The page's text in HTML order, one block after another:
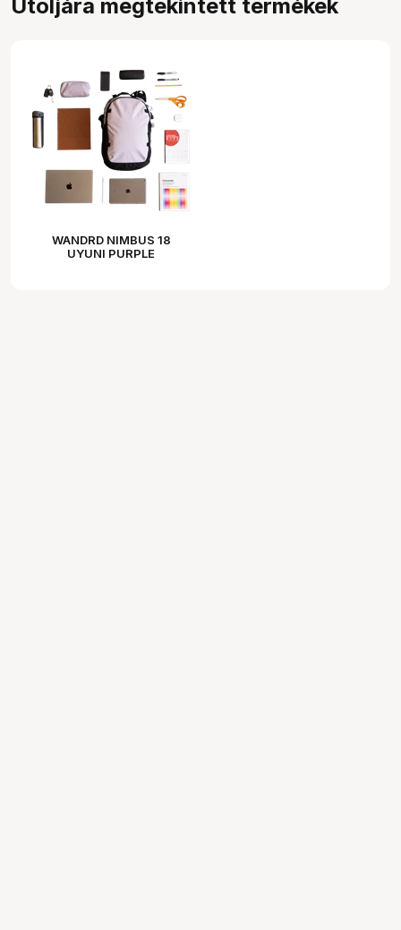
Utoljára megtekintett termékek
WANDRD NIMBUS 18
UYUNI PURPLE